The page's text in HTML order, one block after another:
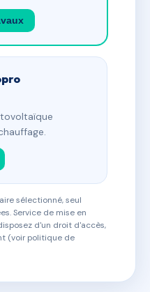
sélectionné, seul
Service de mise en
d'un droit d'accès,
(voir politique de